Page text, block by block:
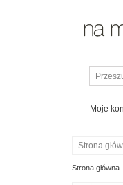
Moje
Strona główna